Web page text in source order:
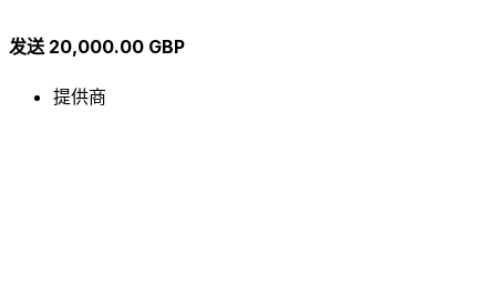
发送 20,000.00 GBP
提供商